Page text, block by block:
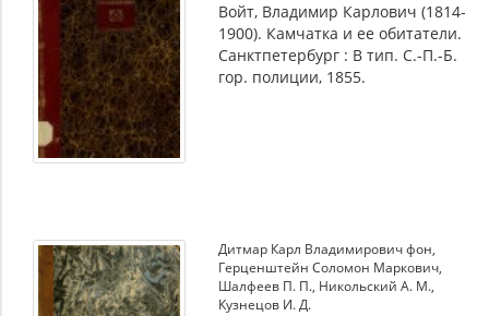
Войт, Владимир Карлович (1814-
1900). Камчатка и ее обитатели.
Санктпетербург : В тип. С.-П.-Б.
гор. полиции, 1855.
Дитмар Карл Владимирович фон,
Герценштейн Соломон Маркович,
Шалфеев П. П., Никольский А. М.,
Кузнецов И. Д.